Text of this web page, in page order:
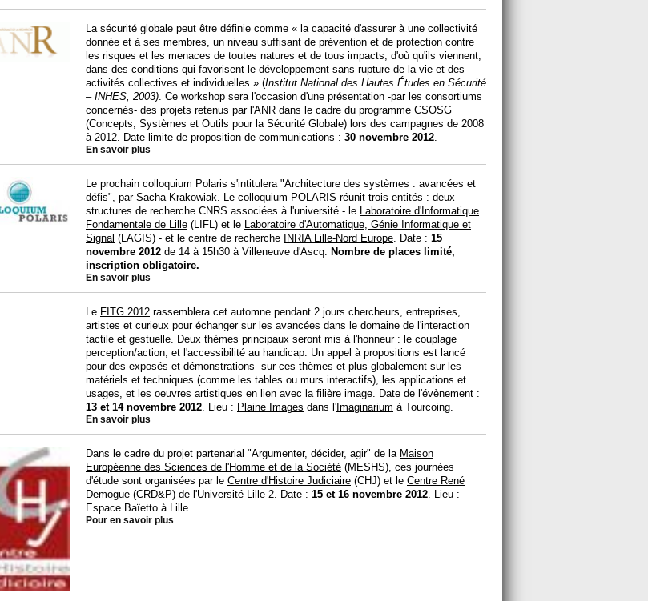
La sécurité globale peut être définie comme « la capacité d'assurer à une collectivité
donnée et à ses membres, un niveau suffisant de prévention et de protection contre
les risques et les menaces de toutes natures et de tous impacts, d'où qu'ils viennent,
dans des conditions qui favorisent le développement sans rupture de la vie et des
activités collectives et individuelles » (Institut National des Hautes Études en Sécurité
– INHES, 2003) . Ce workshop sera l'occasion d'une présentation -par les consortiums
concernés- des projets retenus par l'ANR dans le cadre du programme CSOSG
(Concepts, Systèmes et Outils pour la Sécurité Globale) lors des campagnes de 2008
à 2012. Date limite de proposition de communications : 30 novembre 2012
En savoir plus
Le prochain colloquium Polaris s'intitulera "Architecture des systèmes : avancées et
défis", par Sacha Krakowiak . Le colloquium POLARIS réunit trois entités : deux
structures de recherche CNRS associées à l'université - le Laboratoire d'Informatique
Fondamentale de Lille (LIFL) et le Laboratoire d'Automatique, Génie Informatique et
Signal (LAGIS) - et le centre de recherche INRIA Lille-Nord Europe . Date : 15
novembre 2012 de 14 à 15h30 à Villeneuve d'Ascq. Nombre de places limité,
inscription obligatoire.
En savoir plus
Le FITG 2012 rassemblera cet automne pendant 2 jours chercheurs, entreprises,
artistes et curieux pour échanger sur les avancées dans le domaine de l'interaction
tactile et gestuelle. Deux thèmes principaux seront mis à l'honneur : le couplage
perception/action, et l'accessibilité au handicap. Un appel à propositions est lancé
pour des exposés et démonstrations sur ces thèmes et plus globalement sur les
matériels et techniques (comme les tables ou murs interactifs), les applications et
usages, et les oeuvres artistiques en lien avec la filière image. Date de l'évènement :
13 et 14 novembre 2012 . Lieu : Plaine Images dans l'Imaginarium à Tourcoing.
En savoir plus
Dans le cadre du projet partenarial "Argumenter, décider, agir" de la Maison
Européenne des Sciences de l'Homme et de la Société (MESHS), ces journées
d'étude sont organisées par le Centre d'Histoire Judiciaire (CHJ) et le Centre René
Demogue (CRD&P) de l'Université Lille 2. Date : 15 et 16 novembre 2012 . Lieu :
Espace Baïetto à Lille.
Pour en savoir plus